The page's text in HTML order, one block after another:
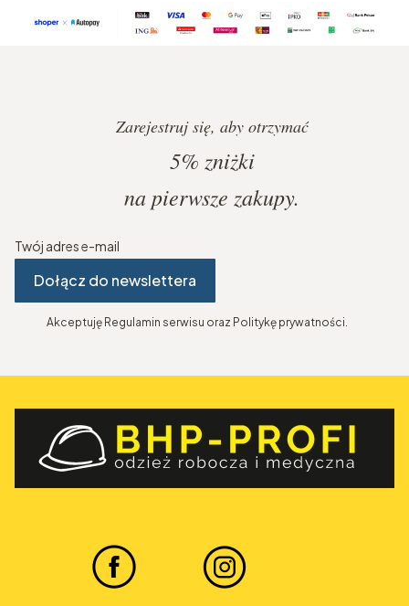
Zarejestruj się, aby otrzymać
5% zniżki
na pierwsze zakupy.
Twój adres e-mail
Dołącz do newslettera
Akceptuję Regulamin serwisu oraz Politykę prywatności.